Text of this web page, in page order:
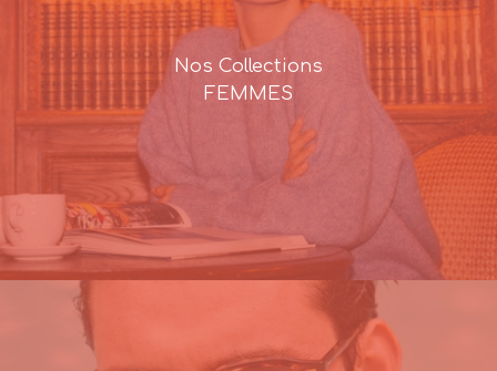
Nos Collections
FEMMES